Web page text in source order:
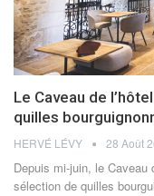
Le Caveau de
quilles
HERVÉ LÉVY 28 Août
Depuis mi-juin, le Caveau
sélection de quilles